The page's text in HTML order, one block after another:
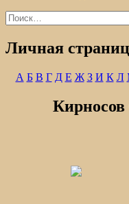
Найти:
Личная
А Б В Г Д Е Ж З И К Л